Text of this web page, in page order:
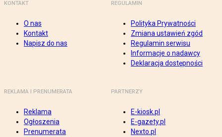
KONTAKT
O nas
Kontakt
Napisz do nas
REGULAMIN
Polityka Prywatności
Zmiana ustawień zgód
Regulamin serwisu
Informacje o nadawcy
Deklaracja dostępności
REKLAMA I PRENUMERATA
Reklama
Ogłoszenia
Prenumerata
PARTNERZY
E-kiosk.pl
E-gazety.pl
Nexto.pl